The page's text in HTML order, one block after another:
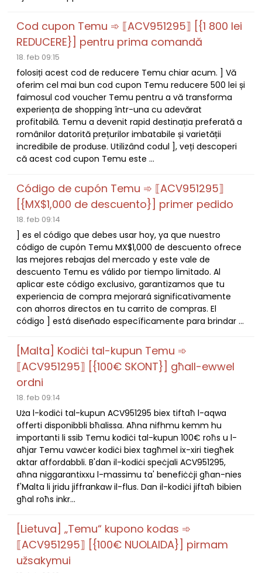
Cod cupon Temu ➾ ⟦ACV951295⟧ [{1 800 lei
REDUCERE}] pentru prima comandă
18. feb 09:15
folosiți acest cod de reducere Temu chiar acum. ] Vă
oferim cel mai bun cod cupon Temu reducere 500 lei și
faimosul cod voucher Temu pentru a vă transforma
experiența de shopping într-una cu adevărat
profitabilă. Temu a devenit rapid destinația preferată a
românilor datorită prețurilor imbatabile și varietății
incredibile de produse. Utilizând codul ], veți descoperi
că acest cod cupon Temu este ...
Código de cupón Temu ➾ ⟦ACV951295⟧
[{MX$1,000 de descuento}] primer pedido
18. feb 09:14
] es el código que debes usar hoy, ya que nuestro
código de cupón Temu MX$1,000 de descuento ofrece
las mejores rebajas del mercado y este vale de
descuento Temu es válido por tiempo limitado. Al
aplicar este código exclusivo, garantizamos que tu
experiencia de compra mejorará significativamente
con ahorros directos en tu carrito de compras. El
código ] está diseñado específicamente para brindar ...
[Malta] Kodiċi tal-kupun Temu ➾
⟦ACV951295⟧ [{100€ SKONT}] għall-ewwel
ordni
18. feb 09:14
Uża l-kodiċi tal-kupun ACV951295 biex tiftaħ l-aqwa
offerti disponibbli bħalissa. Aħna nifhmu kemm hu
importanti li ssib Temu kodiċi tal-kupun 100€ roħs u l-
aħjar Temu vawċer kodiċi biex tagħmel ix-xiri tiegħek
aktar affordabbli. B'dan il-kodiċi speċjali ACV951295,
aħna niggarantixxu l-massimu ta' benefiċċji għan-nies
f'Malta li jridu jiffrankaw il-flus. Dan il-kodiċi jiftaħ bibien
għal roħs inkr...
[Lietuva] „Temu“ kupono kodas ➾
⟦ACV951295⟧ [{100€ NUOLAIDA}] pirmam
užsakymui